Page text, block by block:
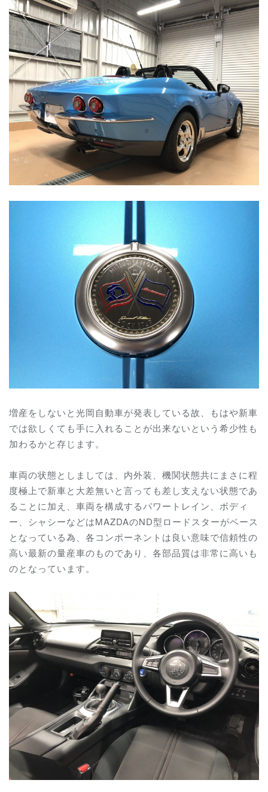
増産をしないと光岡自動車が発表している故、もはや新車
では欲しくても手に入れることが出来ないという希少性も
加わるかと存じます。
車両の状態としましては、内外装、機関状態共にまさに程
度極上で新車と大差無いと言っても差し支えない状態であ
ることに加え、車両を構成するパワートレイン、ボディ
ー、シャシーなどはMAZDAのND型ロードスターがベース
となっている為、各コンポーネントは良い意味で信頼性の
高い最新の量産車のものであり、各部品質は非常に高いも
のとなっています。